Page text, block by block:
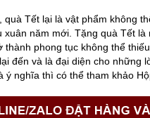
Tết lại là vật phẩm không
xuân năm mới. Tặng quà Tết
thành phong tục không thể
đến và là đại diện cho những
ý nghĩa thì có thể tham khảo